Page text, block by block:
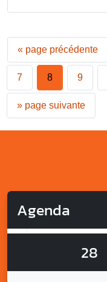
« page précédente
7 8 9
» page suivante
Agenda
28